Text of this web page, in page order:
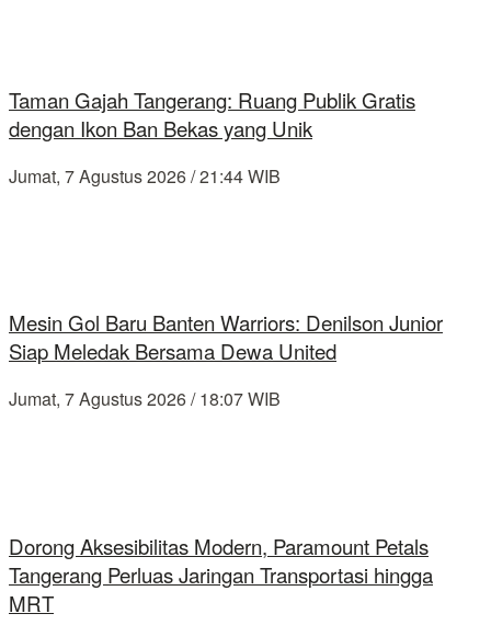
Taman Gajah Tangerang: Ruang Publik Gratis
dengan Ikon Ban Bekas yang Unik
Jumat, 7 Agustus 2026 / 21:44 WIB
Mesin Gol Baru Banten Warriors: Denilson Junior
Siap Meledak Bersama Dewa United
Jumat, 7 Agustus 2026 / 18:07 WIB
Dorong Aksesibilitas Modern, Paramount Petals
Tangerang Perluas Jaringan Transportasi hingga
MRT